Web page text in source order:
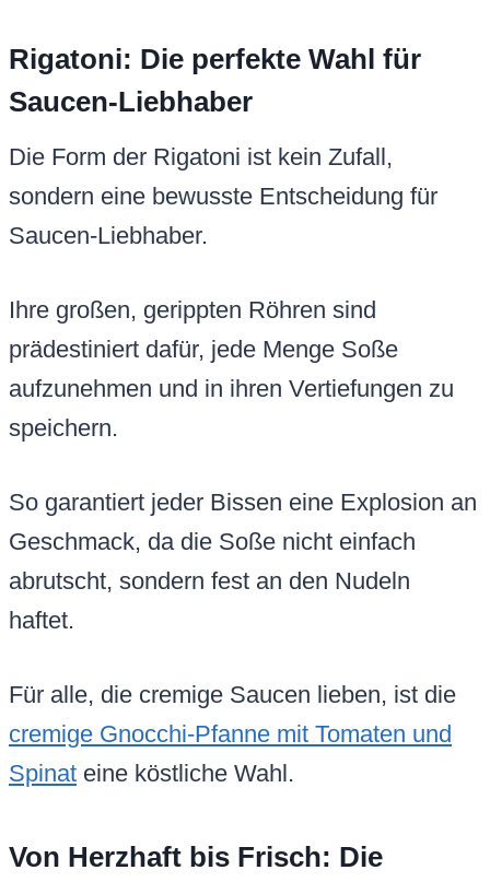
Rigatoni: Die perfekte Wahl für
Saucen-Liebhaber
Die Form der Rigatoni ist kein Zufall,
sondern eine bewusste Entscheidung für
Saucen-Liebhaber.
Ihre großen, gerippten Röhren sind
prädestiniert dafür, jede Menge Soße
aufzunehmen und in ihren Vertiefungen zu
speichern.
So garantiert jeder Bissen eine Explosion an
Geschmack, da die Soße nicht einfach
abrutscht, sondern fest an den Nudeln
haftet.
Für alle, die cremige Saucen lieben, ist die
cremige Gnocchi-Pfanne mit Tomaten und
Spinat eine köstliche Wahl.
Von Herzhaft bis Frisch: Die